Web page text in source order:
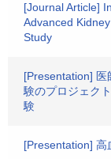
[Journal Article]
Advanced
Study
[Presentation] 医
験のプロジェク
験
[Presentation] 高